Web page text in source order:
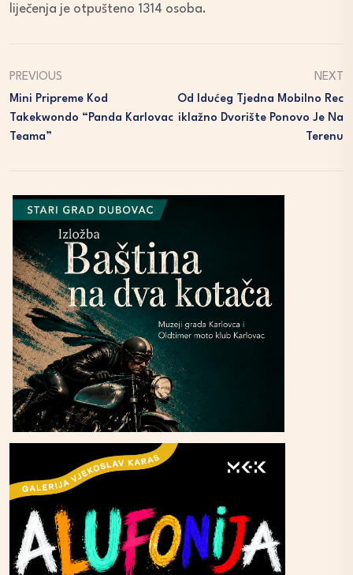
liječenja je otpušteno 1314 osoba.
PREVIOUS
Mini Pripreme Kod
Takekwondo “Panda Karlovac
Teama”
NEXT
Od Idućeg Tjedna Mobilno Rec
Iklažno Dvorište Ponovo Je Na
Terenu